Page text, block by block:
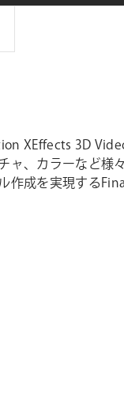
XEffects 3D
ャ、カラーなど様
作成を実現する